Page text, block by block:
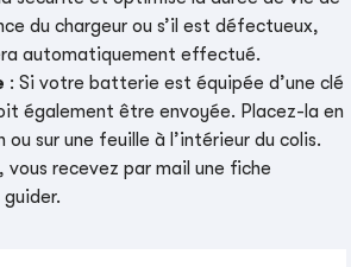
du chargeur ou s’il est défectueux,
automatiquement effectué.
: Si votre batterie est équipée d’une clé
également être envoyée. Placez-la en
sur une feuille à l’intérieur du colis.
vous recevez par mail une fiche